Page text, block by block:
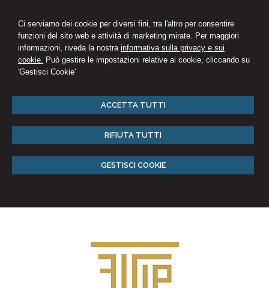
Ci serviamo dei cookie per diversi fini, tra l'altro per consentire
funzioni del sito web e attività di marketing mirate. Per maggiori
informazioni, riveda la nostra informativa sulla privacy e sui
cookie. Può gestire le impostazioni relative ai cookie, cliccando su
'Gestisci Cookie'
ACCETTA TUTTI
RIFIUTA TUTTI
GESTISCI COOKIE